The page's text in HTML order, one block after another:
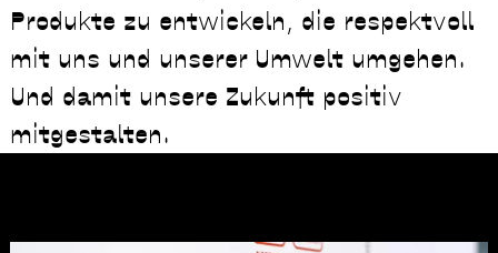
Produkte zu entwickeln, die respektvoll
mit uns und unserer Umwelt umgehen.
Und damit unsere Zukunft positiv
mitgestalten.